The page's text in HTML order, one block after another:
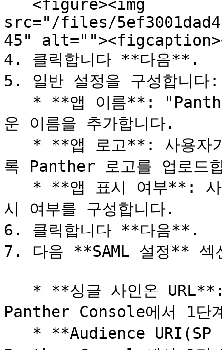
src="/files/
45"
4. 클릭합니다 **다음**.
5. 일반 설정을 구성합니다:
운 이름을 추가합니다.
록 Panther 로고를 업로드
시 여부를 구성합니다.
6. 클릭합니다 **다음**.
7. 다음 **SAML 설정**
Panther Console에서 1단